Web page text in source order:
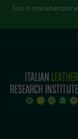
Sito in